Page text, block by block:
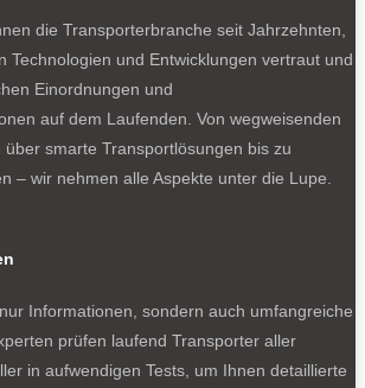
die Transporterbranche seit Jahrzehnten,
Technologien und Entwicklungen vertraut und
Einordnungen und
auf dem Laufenden. Von wegweisenden
smarte Transportlösungen bis zu
– wir nehmen alle Aspekte unter die Lupe.
Informationen, sondern auch umfangreiche
prüfen laufend Transporter aller
in aufwendigen Tests, um Ihnen detaillierte